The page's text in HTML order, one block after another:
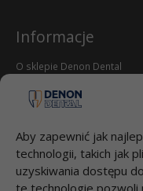
Aby zapewnić jak
technologii, takich jak
uzyskiwania dostępu
te technologie pozwoli
Informacje
O sklepie Denon Dental
dental.pl
Przelewy
Bank Millenium S.A.
95 1160 2202 0000 0000